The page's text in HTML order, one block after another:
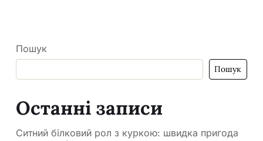
Пошук
Пошук
Останні записи
Ситний білковий рол з куркою: швидка пригода